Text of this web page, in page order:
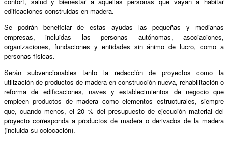
edificaciones construidas en madera.
Se podrán beneficiar de estas ayudas las pequeñas y medianas
empresas, incluidas las personas autónomas, asociaciones,
organizaciones, fundaciones y entidades sin ánimo de lucro, como a
personas físicas.
Serán subvencionables tanto la redacción de proyectos como la
utilización de productos de madera en construcción nueva, rehabilitación o
reforma de edificaciones, naves y establecimientos de negocio que
empleen productos de madera como elementos estructurales, siempre
que, cuando menos, el 20 % del presupuesto de ejecución material del
proyecto corresponda a productos de madera o derivados de la madera
(incluida su colocación).